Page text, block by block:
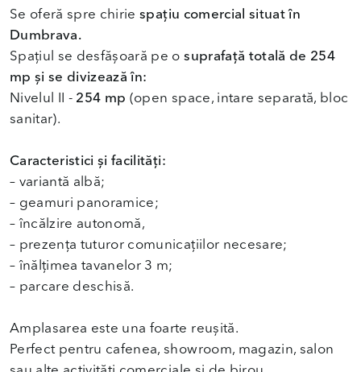
Se oferă spre chiriespațiu comercial situat în
Dumbrava.
Spațiul se desfășoară pe osuprafață totală de 254
mp și se divizează în:
Nivelul II - 254 mp (open space, intare separată, bloc
sanitar).
Caracteristici și facilități:
– variantă albă;
– geamuri panoramice;
– încălzire autonomă,
– prezența tuturor comunicațiilor necesare;
– înălțimea tavanelor 3 m;
– parcare deschisă.
Amplasarea este una foarte reușită.
Perfect pentru cafenea, showroom, magazin, salon